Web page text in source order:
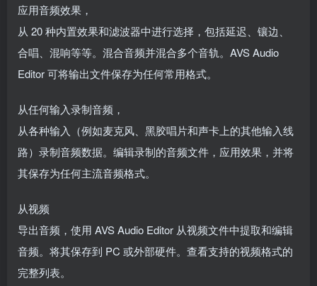
应用音频效果，
从 20 种内置效果和滤波器中进行选择，包括延迟、镶边、
合唱、混响等等。混合音频并混合多个音轨。AVS Audio
Editor 可将输出文件保存为任何常用格式。
从任何输入录制音频，
从各种输入（例如麦克风、黑胶唱片和声卡上的其他输入线
路）录制音频数据。编辑录制的音频文件，应用效果，并将
其保存为任何主流音频格式。
从视频
导出音频，使用 AVS Audio Editor 从视频文件中提取和编辑
音频。将其保存到 PC 或外部硬件。查看支持的视频格式的
完整列表。